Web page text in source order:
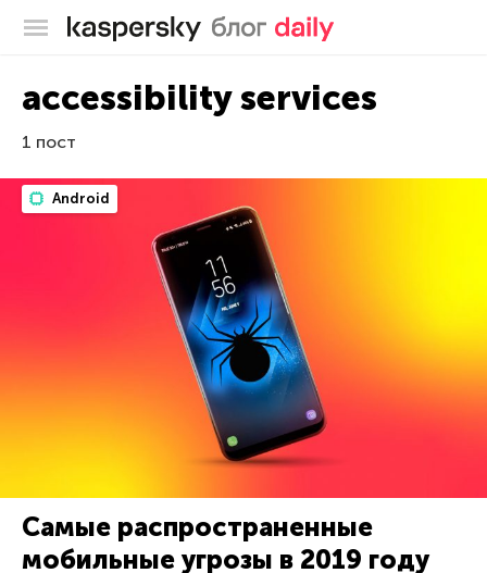
Блог Касперского
accessibility services
1 пост
Android
Самые распространенные
мобильные угрозы в 2019 году